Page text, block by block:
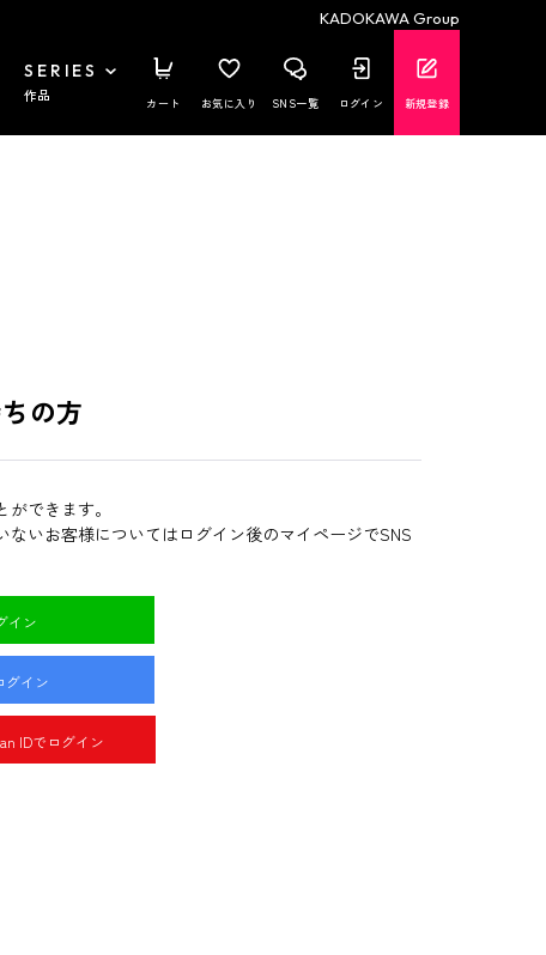
KADOKAWA Group
SERIES
作品 カート お気に入り SNS一覧 ログイン 新規登録
の方
できます。
ないお客様についてはログイン後のマイページでSNS
イン
グイン
IDでログイン